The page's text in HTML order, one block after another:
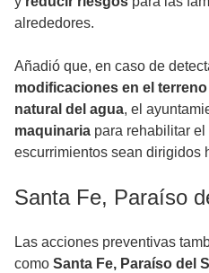
alrededores.
Añadió que, en caso de
modificaciones en el
natural del agua, el
maquinaria para rehabilitar
escurrimientos sean dirigidos
Santa Fe, Paraíso
Las acciones preventivas
como Santa Fe, Paraíso del